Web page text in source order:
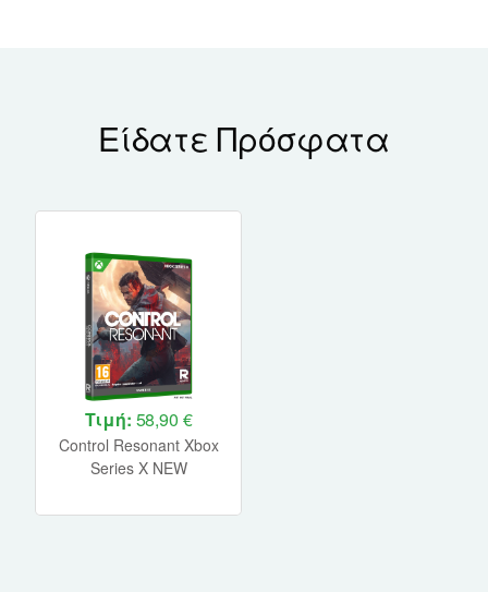
Είδατε Πρόσφατα
Τιμή: 58,90 €
Control Resonant Xbox
Series X NEW